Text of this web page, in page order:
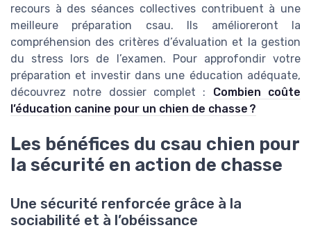
recours à des séances collectives contribuent à une
meilleure préparation csau. Ils amélioreront la
compréhension des critères d’évaluation et la gestion
du stress lors de l’examen. Pour approfondir votre
préparation et investir dans une éducation adéquate,
découvrez notre dossier complet : Combien coûte
l’éducation canine pour un chien de chasse ?
Les bénéfices du csau chien pour
la sécurité en action de chasse
Une sécurité renforcée grâce à la
sociabilité et à l’obéissance